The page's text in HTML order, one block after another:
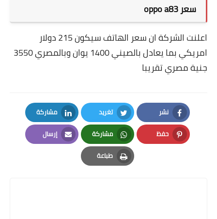
سعر oppo a83
اعلنت الشركة ان سعر الهاتف سيكون 215 دولار
امريكي بما يعادل بالصيني 1400 يوان وبالمصري 3550
جنية مصري تقريبا
نشر
Facebook
تغريد
Twitter
مشاركة
LinkedIn
حفظ
Pinterest
مشاركة
Whatsapp
إرسال
Email
طباعة
Print